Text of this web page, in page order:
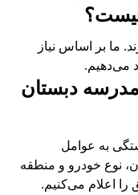
ما بر اساس نیاز
می‌دهیم.
دبستان
به عوامل
نوع خودرو و منطقه
را اعلام می‌کنیم.